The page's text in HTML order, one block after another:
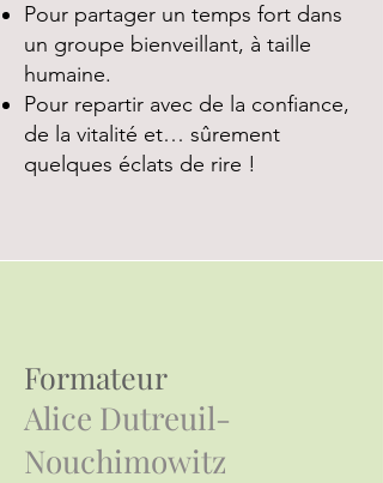
Pour partager un temps fort dans
un groupe bienveillant, à taille
humaine.
Pour repartir avec de la confiance,
de la vitalité et… sûrement
quelques éclats de rire !
Formateur
Alice Dutreuil-
Nouchimowitz